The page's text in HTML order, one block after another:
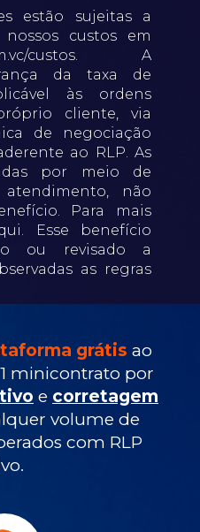
estão sujeitas a
nossos custos em
custos. A
da taxa de
às ordens
cliente, via
de negociação
ao RLP. As
por meio de
não
Para mais
Esse benefício
ou revisado a
as regras
grátis ao
minicontrato por
e corretagem
volume de
com RLP